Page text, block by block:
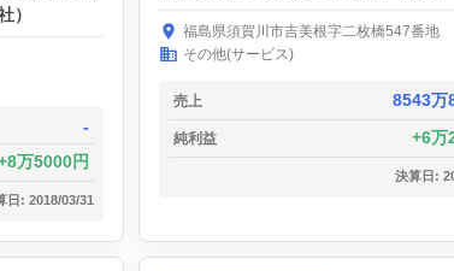
）
-
8万5000円
日: 2018/03/31
福島県須賀川市吉美根字二枚橋547番地
その他(サービス)
売上 8543万
純利益 6万
決算日: